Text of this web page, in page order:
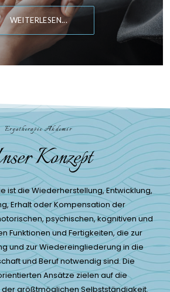
WEITERLESEN...
Ergotherapie Akdemir
Konzept
ist die Wiederherstellung, Entwicklung,
Erhalt oder Kompensation der
psychischen, kognitiven und
Funktionen und Fertigkeiten, die zur
und zur Wiedereingliederung in die
und Beruf notwendig sind. Die
Ansätze zielen auf die
größtmöglichen Selbstständigkeit.